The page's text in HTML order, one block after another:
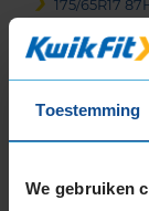
Toestemming
We gebruiken
175/65R17
205/40R17
205/45R17
205/50R17
205/50R17
205/60R17